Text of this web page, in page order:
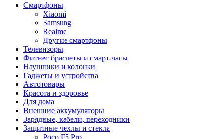
Смартфоны
Xiaomi
Samsung
Realme
Другие смартфоны
Телевизоры
Фитнес браслеты и смарт-часы
Наушники и колонки
Гаджеты и устройства
Автотовары
Красота и здоровье
Для дома
Внешние аккумуляторы
Зарядные, кабели, переходники
Защитные чехлы и стекла
Poco F5 Pro